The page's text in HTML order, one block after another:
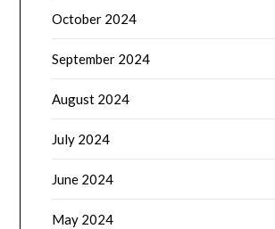
October 2024
September 2024
August 2024
July 2024
June 2024
May 2024